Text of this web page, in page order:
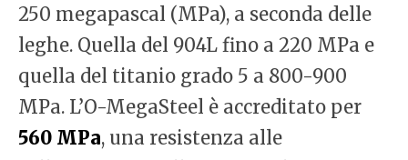
250 megapascal (MPa), a seconda delle
leghe. Quella del 904L fino a 220 MPa e
quella del titanio grado 5 a 800-900
MPa. L’O-MegaSteel è accreditato per
560 MPa, una resistenza alle